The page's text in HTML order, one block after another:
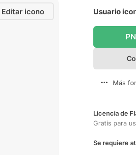
Editar icono Usuario
Más
Licencia de
Gratis para
Se requiere